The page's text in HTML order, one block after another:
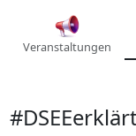
Veranstaltungen
#DSEEerklärt